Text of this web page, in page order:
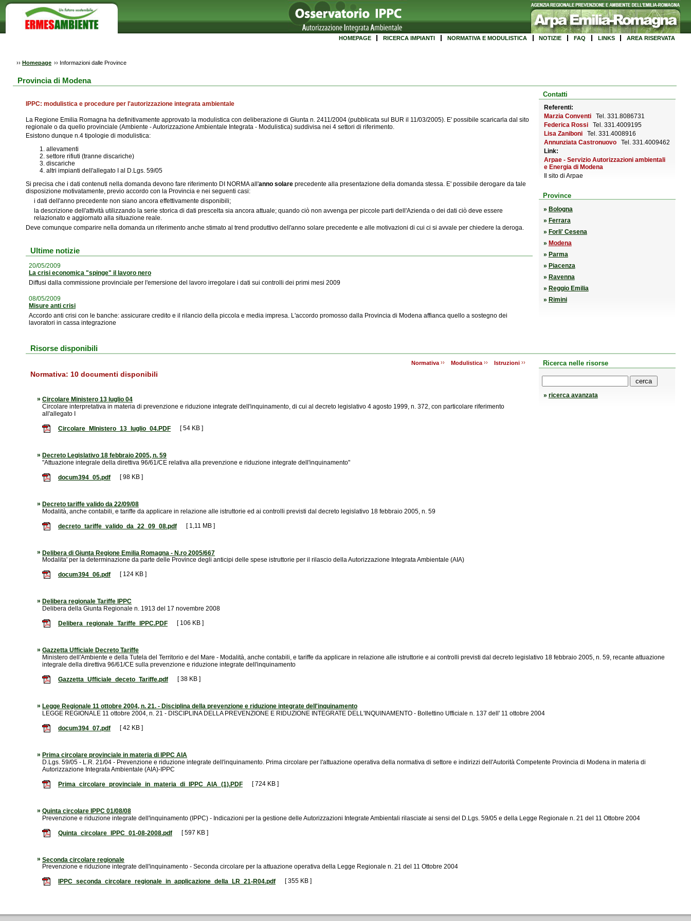
HOMEPAGE RICERCA IMPIANTI NORMATIVA E MODULISTICA NOTIZIE FAQ LINKS AREA RISERVATA
›› Homepage ›› Informazioni dalle Province
Provincia di Modena
Contatti
Referenti:
Marzia ConventiTel. 331.8086731
Federica RossiTel. 331.4009195
Lisa ZaniboniTel. 331.4008916
Annunziata CastronuovoTel. 331.4009462
Link:
Arpae - Servizio Autorizzazioni ambientali
e Energia di Modena
Il sito di Arpae
Province
Bologna
Ferrara
Forli' Cesena
Modena
Parma
Piacenza
Ravenna
Reggio Emilia
Rimini
IPPC: modulistica e procedure per l'autorizzazione integrata ambientale
La Regione Emilia Romagna ha definitivamente approvato la modulistica con deliberazione di Giunta n. 2411/2004 (pubblicata sul BUR il 11/03/2005). E' possibile scaricarla dal sito
regionale o da quello provinciale (Ambiente - Autorizzazione Ambientale Integrata - Modulistica) suddivisa nei 4 settori di riferimento.
Esistono dunque n.4 tipologie di modulistica:
allevamenti
settore rifiuti (tranne discariche)
discariche
altri impianti dell'allegato I al D.Lgs. 59/05
Si precisa che i dati contenuti nella domanda devono fare riferimento DI NORMA all'anno solare precedente alla presentazione della domanda stessa. E' possibile derogare da tale
disposizione motivatamente, previo accordo con la Provincia e nei seguenti casi:
i dati dell'anno precedente non siano ancora effettivamente disponibili;
la descrizione dell'attività utilizzando la serie storica di dati prescelta sia ancora attuale; quando ciò non avvenga per piccole parti dell'Azienda o dei dati ciò deve essere
relazionato e aggiornato alla situazione reale.
Deve comunque comparire nella domanda un riferimento anche stimato al trend produttivo dell'anno solare precedente e alle motivazioni di cui ci si avvale per chiedere la deroga.
Ultime notizie
20/05/2009
La crisi economica "spinge" il lavoro nero
Diffusi dalla commissione provinciale per l'emersione del lavoro irregolare i dati sui controlli dei primi mesi 2009
08/05/2009
Misure anti crisi
Accordo anti crisi con le banche: assicurare credito e il rilancio della piccola e media impresa. L'accordo promosso dalla Provincia di Modena affianca quello a sostegno dei
lavoratori in cassa integrazione
Risorse disponibili
Ricerca nelle risorse
ricerca avanzata
Normativa ›› Modulistica ›› Istruzioni ››
Normativa: 10 documenti disponibili
Circolare Ministero 13 luglio 04
Circolare interpretativa in materia di prevenzione e riduzione integrate dell'inquinamento, di cui al decreto legislativo 4 agosto 1999, n. 372, con particolare riferimento
all'allegato I
Circolare_MInistero_13_luglio_04.PDF [ 54 KB ]
Decreto Legislativo 18 febbraio 2005, n. 59
"Attuazione integrale della direttiva 96/61/CE relativa alla prevenzione e riduzione integrate dell'inquinamento"
docum394_05.pdf [ 98 KB ]
Decreto tariffe valido da 22/09/08
Modalità, anche contabili, e tariffe da applicare in relazione alle istruttorie ed ai controlli previsti dal decreto legislativo 18 febbraio 2005, n. 59
decreto_tariffe_valido_da_22_09_08.pdf [ 1,11 MB ]
Delibera di Giunta Regione Emilia Romagna - N.ro 2005/667
Modalita' per la determinazione da parte delle Province degli anticipi delle spese istruttorie per il rilascio della Autorizzazione Integrata Ambientale (AIA)
docum394_06.pdf [ 124 KB ]
Delibera regionale Tariffe IPPC
Delibera della Giunta Regionale n. 1913 del 17 novembre 2008
Delibera_regionale_Tariffe_IPPC.PDF [ 106 KB ]
Gazzetta Ufficiale Decreto Tariffe
Ministero dell'Ambiente e della Tutela del Territorio e del Mare - Modalità, anche contabili, e tariffe da applicare in relazione alle istruttorie e ai controlli previsti dal decreto legislativo 18 febbraio 2005, n. 59, recante attuazione
integrale della direttiva 96/61/CE sulla prevenzione e riduzione integrate dell'inquinamento
Gazzetta_Ufficiale_deceto_Tariffe.pdf [ 38 KB ]
Legge Regionale 11 ottobre 2004, n. 21. - Disciplina della prevenzione e riduzione integrate dell'inquinamento
LEGGE REGIONALE 11 ottobre 2004, n. 21 - DISCIPLINA DELLA PREVENZIONE E RIDUZIONE INTEGRATE DELL'INQUINAMENTO - Bollettino Ufficiale n. 137 dell' 11 ottobre 2004
docum394_07.pdf [ 42 KB ]
Prima circolare provinciale in materia di IPPC AIA
D.Lgs. 59/05 - L.R. 21/04 - Prevenzione e riduzione integrate dell'inquinamento. Prima circolare per l'attuazione operativa della normativa di settore e indirizzi dell'Autorità Competente Provincia di Modena in materia di
Autorizzazione Integrata Ambientale (AIA)-IPPC
Prima_circolare_provinciale_in_materia_di_IPPC_AIA_(1).PDF [ 724 KB ]
Quinta circolare IPPC 01/08/08
Prevenzione e riduzione integrate dell'inquinamento (IPPC) - Indicazioni per la gestione delle Autorizzazioni Integrate Ambientali rilasciate ai sensi del D.Lgs. 59/05 e della Legge Regionale n. 21 del 11 Ottobre 2004
Quinta_circolare_IPPC_01-08-2008.pdf [ 597 KB ]
Seconda circolare regionale
Prevenzione e riduzione integrate dell'inquinamento - Seconda circolare per la attuazione operativa della Legge Regionale n. 21 del 11 Ottobre 2004
IPPC_seconda_circolare_regionale_in_applicazione_della_LR_21-R04.pdf [ 355 KB ]